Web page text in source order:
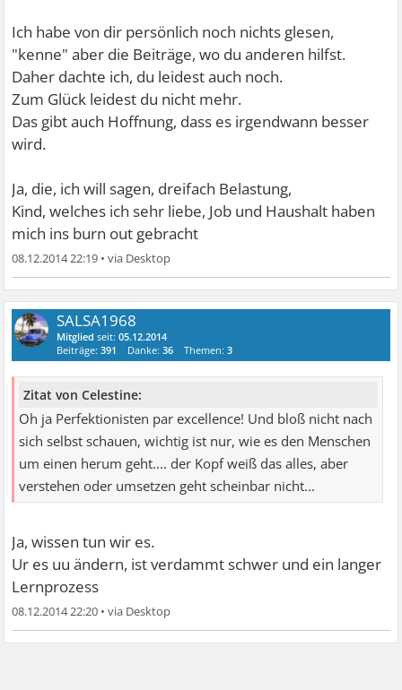
Ich habe von dir persönlich noch nichts glesen,
"kenne" aber die Beiträge, wo du anderen hilfst.
Daher dachte ich, du leidest auch noch.
Zum Glück leidest du nicht mehr.
Das gibt auch Hoffnung, dass es irgendwann besser
wird.
Ja, die, ich will sagen, dreifach Belastung,
Kind, welches ich sehr liebe, Job und Haushalt haben
mich ins burn out gebracht
08.12.2014 22:19 •
SALSA1968
Mitglied seit:05.12.2014
Beiträge:391 Danke:36 Themen:3
Zitat von Celestine:
Oh ja Perfektionisten par excellence! Und bloß nicht nach
sich selbst schauen, wichtig ist nur, wie es den Menschen
um einen herum geht.... der Kopf weiß das alles, aber
verstehen oder umsetzen geht scheinbar nicht...
Ja, wissen tun wir es.
Ur es uu ändern, ist verdammt schwer und ein langer
Lernprozess
08.12.2014 22:20 •